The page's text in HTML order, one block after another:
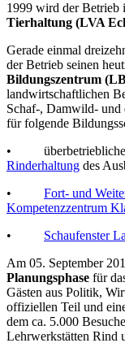
1999 wird der Betrieb
Tierhaltung (LVA
Gerade einmal
der Betrieb seinen
Bildungszentrum
landwirtschaftlichen
Schaf-, Damwild- und
für folgende
• überbetriebliche
Rinderhaltung des
• Fort- und
Kompetenzzentrum
• Schaufenster
Am 05. September
Planungsphase für
Gästen aus Politik,
offiziellen Teil und
dem ca. 5.000
Lehrwerkstätten Rind